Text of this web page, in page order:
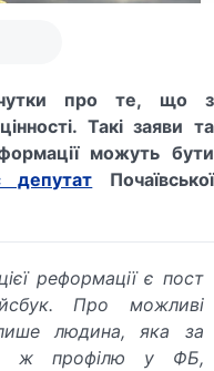
чутки про те, що з
Такі заяви та
можуть бути
депутат Почаївської
реформації є пост
Про можливі
людина, яка за
ж профілю у ФБ,